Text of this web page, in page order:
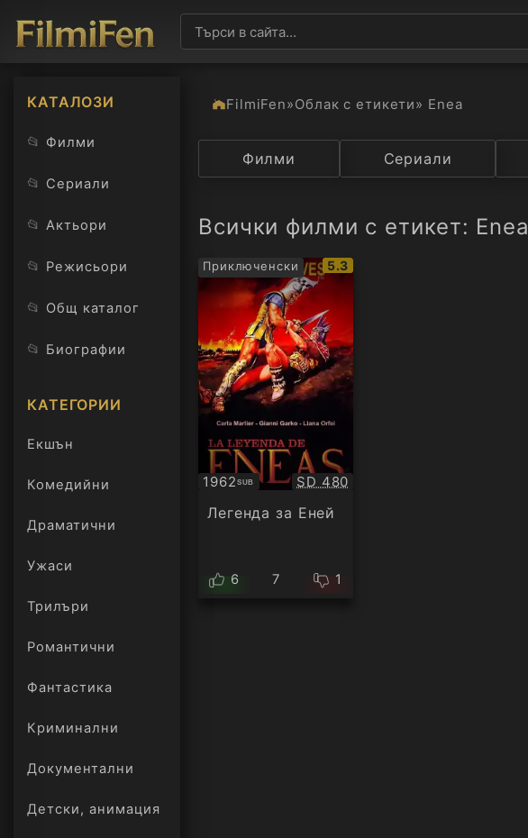
КАТАЛОЗИ
📂 Филми
📂 Сериали
📂 Актьори
📂 Режисьори
📂 Общ каталог
📂 Биографии
КАТЕГОРИИ
Екшън
Комедийни
Драматични
Ужаси
Трилъри
онлайн
Романтични
Фантастика
Криминални
Документални
Детски, анимация
FilmiFen»Облак с етикети» Enea
Категория Държава
Филми Сериали
Всички филми с етикет: Enea
Приключенски
IMDb
рейтинг:
5.3
1962SUB
Субтитри Качество:
SD 480
Легенда за Еней
6 7 1